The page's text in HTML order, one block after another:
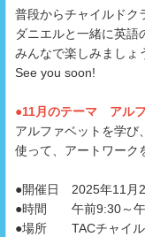
普段からチャイルドク
ダニエルと一緒に英語
みんなで楽しみましょ
See you soon!
●11月のテーマ アル
アルファベットを学び
使って、アートワーク
●開催日 2025年11月
●時間 午前9:30～午
●場所 TACチャイル